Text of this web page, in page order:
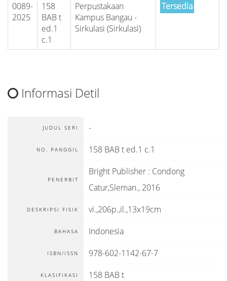
0089-
2025
158
BAB t
ed.1
c.1
Perpustakaan
Kampus Bangau -
Sirkulasi (Sirkulasi)
Tersedia
Informasi Detil
JUDUL SERI -
NO. PANGGIL 158 BAB t ed.1 c.1
PENERBIT
Bright Publisher : Condong
Catur,Sleman., 2016
DESKRIPSI FISIK vi.,206p.,il.,13x19cm
BAHASA Indonesia
ISBN/ISSN 978-602-1142-67-7
KLASIFIKASI 158 BAB t